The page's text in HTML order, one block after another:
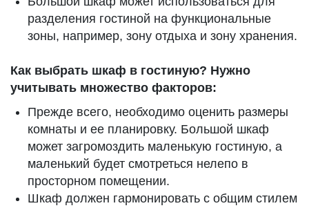
разделения гостиной на функциональные
зоны, например, зону отдыха и зону хранения.
Как выбрать шкаф в гостиную? Нужно
учитывать множество факторов:
Прежде всего, необходимо оценить размеры
комнаты и ее планировку. Большой шкаф
может загромоздить маленькую гостиную, а
маленький будет смотреться нелепо в
просторном помещении.
Шкаф должен гармонировать с общим стилем